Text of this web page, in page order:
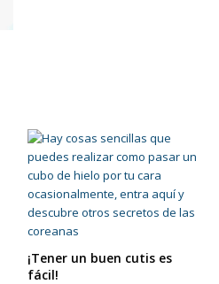
¡Tener un buen cutis es
fácil!